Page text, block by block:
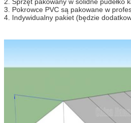
3. Pokrowce PVC są pakowane w
4. Indywidualny pakiet (będzie